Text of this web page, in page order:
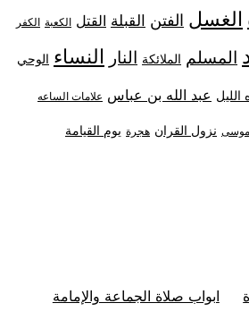
الغسل الفتن القبلة القتل الكعبة الكفر
المسلم الملائكة النار النساء الوحي
الليل عبد الله بن عباس علامات الساعه
موسى نزول القران هجرة يوم القيامة
ابواب صلاة الجماعة والإمامة